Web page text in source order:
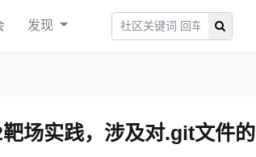
发现
场实践，涉及对.git文件的